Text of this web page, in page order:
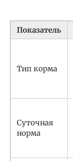
Показатель
Тип корма
Суточная
норма